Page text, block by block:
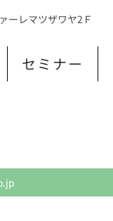
ーレマツザワヤ2Ｆ
セミナー